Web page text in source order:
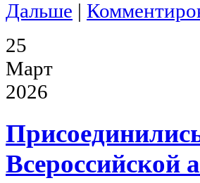
Дальше |
25
Март
2026
Всероссийской